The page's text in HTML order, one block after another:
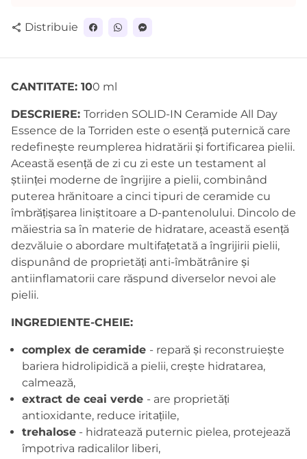
plată
share Distribuie
CANTITATE: 100 ml
DESCRIERE: Torriden SOLID-IN Ceramide All Day
Essence de la Torriden este o esență puternică care
redefinește reumplerea hidratării și fortificarea pielii.
Această esență de zi cu zi este un testament al
științei moderne de îngrijire a pielii, combinând
puterea hrănitoare a cinci tipuri de ceramide cu
îmbrățișarea liniștitoare a D-pantenolului. Dincolo de
măiestria sa în materie de hidratare, această esență
dezvăluie o abordare multifațetată a îngrijirii pielii,
dispunând de proprietăți anti-îmbătrânire și
antiinflamatorii care răspund diverselor nevoi ale
pielii.
INGREDIENTE-CHEIE:
complex de ceramide - repară și reconstruiește
bariera hidrolipidică a pielii, crește hidratarea,
calmează,
extract de ceai verde - are proprietăți
antioxidante, reduce iritațiile,
trehalose - hidratează puternic pielea, protejează
împotriva radicalilor liberi,